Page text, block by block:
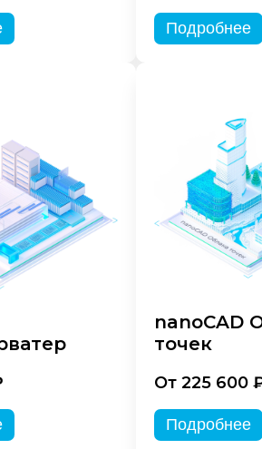
Подробнее
nanoCAD
точек
От 225 600
Подробнее